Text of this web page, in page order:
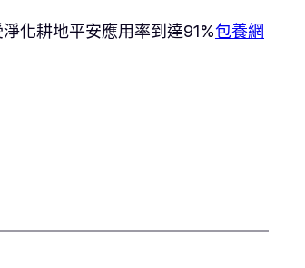
化耕地平安應用率到達91%包養網